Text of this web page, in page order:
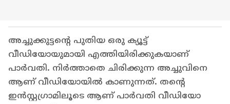
അച്ചുക്കുട്ടന്‍റെ പുതിയ ഒരു ക്യൂട്ട്
വീഡിയോയുമായി എത്തിയിരിക്കുകയാണ്
പാര്‍വതി. നിര്‍ത്താതെ ചിരിക്കുന്ന അച്ചുവിനെ
ആണ് വീഡിയോയില്‍ കാണുന്നത്. തന്‍റെ
ഇന്‍സ്റ്റഗ്രാമിലൂടെ ആണ് പാര്‍വതി വീഡിയോ